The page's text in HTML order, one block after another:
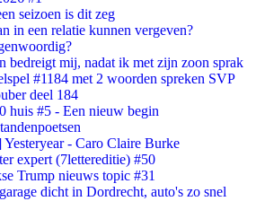
seizoen is dit zeg
in een relatie kunnen vergeven?
bedreigt mij, nadat ik met zijn zoon sprak
#1184 met 2 woorden spreken SVP
deel 184
huis #5 - Een nieuw begin
- Caro Claire Burke
expert (7lettereditie) #50
Trump nieuws topic #31
dicht in Dordrecht, auto's zo snel